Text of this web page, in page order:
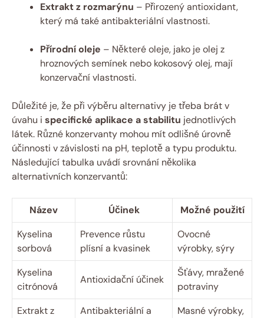
Extrakt z rozmarýnu – Přirozený antioxidant,
který má také antibakteriální vlastnosti.
Přírodní oleje – Některé oleje, jako je olej z
hroznových semínek nebo kokosový olej, mají
konzervační vlastnosti.
Důležité je, že při výběru alternativy je třeba brát v
úvahu i specifické aplikace a stabilitu jednotlivých
látek. Různé konzervanty mohou mít odlišné úrovně
účinnosti v závislosti na pH, teplotě a typu produktu.
Následující tabulka uvádí srovnání několika
alternativních konzervantů:
Název Účinek
Možné použití
Kyselina
sorbová
Prevence růstu
plísní a kvasinek
Ovocné
výrobky, sýry
Kyselina
citrónová
Antioxidační účinek
Šťávy, mražené
potraviny
Extrakt z
Antibakteriální a
Masné výrobky,